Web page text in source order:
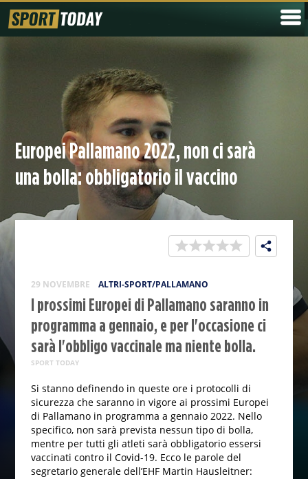
Europei Pallamano 2022, non ci sarà
una bolla: obbligatorio il vaccino
29 NOVEMBRE ALTRI-SPORT/PALLAMANO
I prossimi Europei di Pallamano saranno in
programma a gennaio, e per l'occasione ci
sarà l'obbligo vaccinale ma niente bolla.
SPORT TODAY
Si stanno definendo in queste ore i protocolli di
sicurezza che saranno in vigore ai prossimi Europei
di Pallamano in programma a gennaio 2022. Nello
specifico, non sarà prevista nessun tipo di bolla,
mentre per tutti gli atleti sarà obbligatorio essersi
vaccinati contro il Covid-19. Ecco le parole del
segretario generale dell’EHF Martin Hausleitner: